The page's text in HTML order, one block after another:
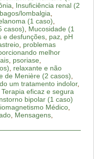
, Insuficiência renal (2
lombalgia,
(1 caso),
casos), Mucosidade (1
e desfunções, paz, pH
, problemas
melhor
, psoriase,
, relaxante e não
de Menière (2 casos),
um tratamento indolor,
Terapia eficaz e segura
bipolar (1 caso)
Médico,
, Mensagens,